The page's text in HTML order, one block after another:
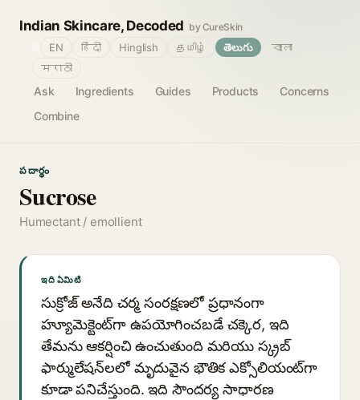
Indian Skincare, Decoded by CureSkin
Ask Ingredients Guides Products
Concerns
Combine
EN हिंदी Hinglish தமிழ் తెలుగు
বাংলা
मराठी
పదార్థం
Sucrose
Humectant / emollient
ఇది ఏమిటి
సుక్రోజ్ అనేది చర్మ సంరక్షణలో ప్రధానంగా
హ్యూమెక్టెంట్‌గా ఉపయోగించబడే చక్కెర, ఇది
తేమను ఆకర్షించి ఉంచుతుంది మరియు స్క్రబ్
ఫార్ములేషన్‌లలో మృదువైన భౌతిక ఎక్సోలియంట్‌గా
కూడా పనిచేస్తుంది. ఇది సౌందర్య సాధారణ